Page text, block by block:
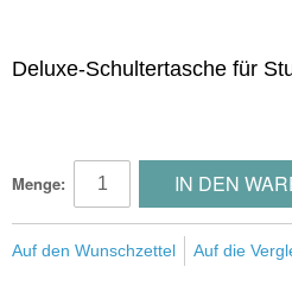
Deluxe-Schultertasche für
Menge: IN DEN
Auf den Wunschzettel Auf die